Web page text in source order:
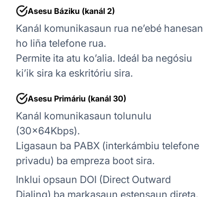
Asesu Báziku (kanál 2)
Kanál komunikasaun rua ne’ebé hanesan
ho liña telefone rua.
Permite ita atu ko’alia. Ideál ba negósiu
ki’ik sira ka eskritóriu sira.
Asesu Primáriu (kanál 30)
Kanál komunikasaun tolunulu
(30×64Kbps).
Ligasaun ba PABX (interkámbiu telefone
privadu) ba empreza boot sira.
Inklui opsaun DOI (Direct Outward